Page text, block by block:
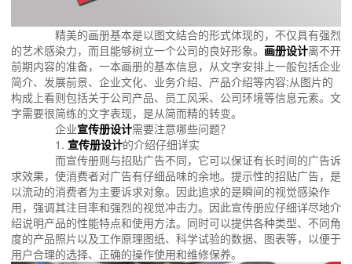
精美的画册基本是以图文结合的形式体现的，不仅具有强烈
的艺术感染力，而且能够树立一个公司的良好形象。 画册设计离不开
前期内容的准备，一本画册的基本信息，从文字安排上一般包括企业
简介、发展前景、企业文化、业务介绍、产品介绍等内容;从图片的
构成上看则包括关于公司产品、员工风采、公司环境等信息元素。文
字需要很简练的文字表现，是从简而精的转变。
企业宣传册设计需要注意哪些问题？
1. 宣传册设计的介绍仔细详实
而宣传册则与招贴广告不同，它可以保证有长时间的广告诉
求效果，使消费者对广告有仔细品味的余地。提示性的招贴广告，是
以流动的消费者为主要诉求对象。因此追求的是瞬间的视觉感染作
用，强调其注目率和强烈的视觉冲击力。因此宣传册应仔细详尽地介
绍说明产品的性能特点和使用方法。同时可以提供各种类型、不同角
度的产品照片以及工作原理图纸、科学试验的数据、图表等，以便于
用户合理的选择、正确的操作使用和维修保养。